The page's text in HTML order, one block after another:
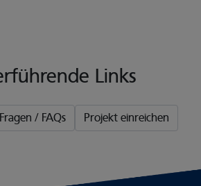
Links
/ FAQs Projekt einreichen